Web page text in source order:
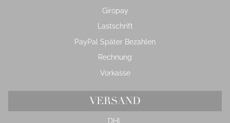
Giropay
Lastschrift
PayPal Später Bezahlen
Rechnung
Vorkasse
VERSAND
DHL